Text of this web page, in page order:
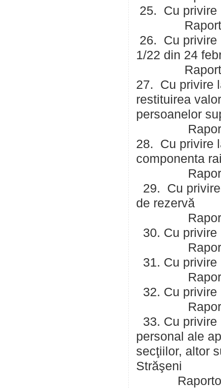
25. Cu privire
Raportor:
26. Cu privire
1/22 din 24
Raportor:
27. Cu privire
restituirea
persoanelor
Raportor:
28. Cu privire
componenta
Raportor:
29. Cu
de rezervă
Raportor:
30. Cu
Raportor:
31. Cu privire
Raportor:
32. Cu privire
Raportor:
33. Cu privire
personal ale
secţiilor, altor
Străşeni
Raportor: